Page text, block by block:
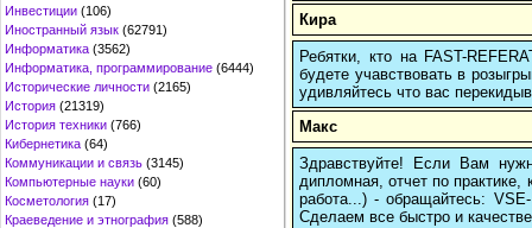
Инвестиции (106)
Иностранный язык (62791)
Информатика (3562)
Информатика, программирование (6444)
Исторические личности (2165)
История (21319)
История техники (766)
Кибернетика (64)
Коммуникации и связь (3145)
Компьютерные науки (60)
Косметология (17)
Краеведение и этнография (588)
Кира
Ребятки, кто на FAST-
будете учавствовать в
удивляйтесь что вас
Макс
Здравствуйте! Если Вам
дипломная, отчет по
работа...) - обращайтесь:
Сделаем все быстро и